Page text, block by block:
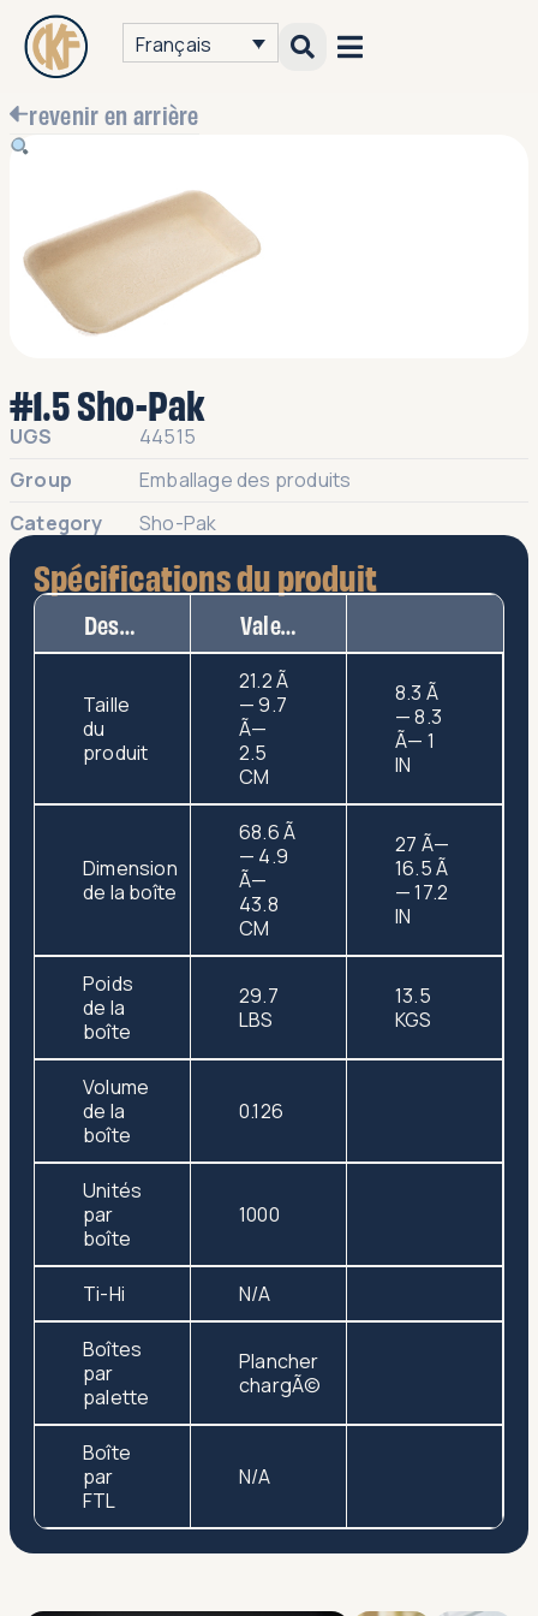
Français
revenir en arrière
#1.5 Sho-Pak
UGS
44515
Group
Emballage des produits
Category
Sho-Pak
Spécifications du produit
Description Valeur
Taille
du
produit
21.2 Ã
— 9.7
Ã—
2.5
CM
8.3 Ã
— 8.3
Ã— 1
IN
Dimension
de la boîte
68.6 Ã
— 4.9
Ã—
43.8
CM
27 Ã—
16.5 Ã
— 17.2
IN
Poids
de la
boîte
29.7
LBS
13.5
KGS
Volume
de la
boîte
0.126
Unités
par
boîte
1000
Ti-Hi N/A
Boîtes
par
palette
Plancher
chargÃ©
Boîte
par
FTL
N/A